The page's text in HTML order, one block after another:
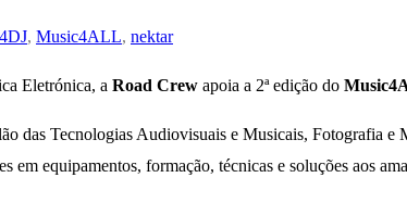
, Music4ALL, nektar
Eletrónica, a Road Crew apoia a 2ª edição do
Tecnologias Audiovisuais e Musicais, Fotografia
equipamentos, formação, técnicas e soluções aos